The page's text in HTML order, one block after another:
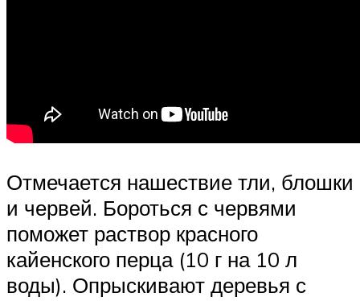
Отмечается нашествие тли, блошки
и червей. Бороться с червями
поможет раствор красного
кайенского перца (10 г на 10 л
воды). Опрыскивают деревья с